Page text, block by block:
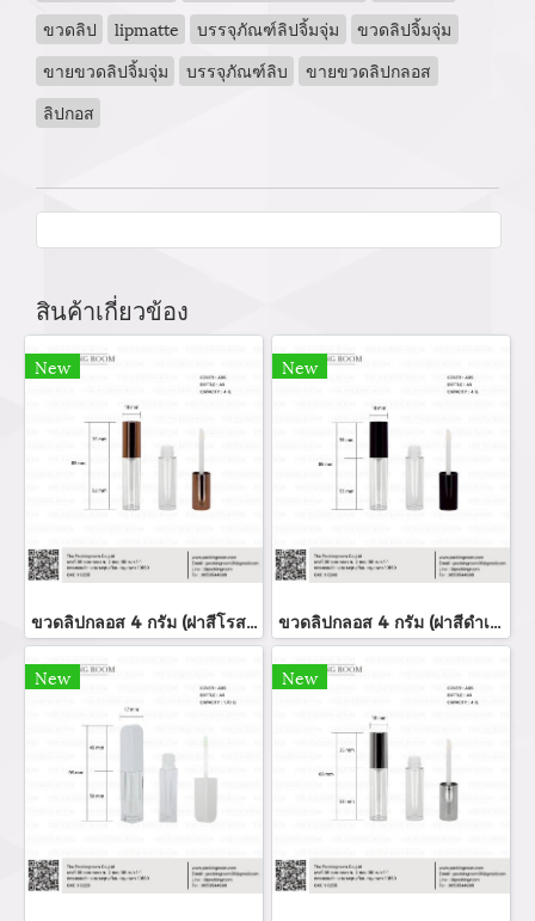
ขวดลิป
lipmatte บรรจุภัณฑ์ลิปจิ้มจุ่ม
ขวดลิปจิ้มจุ่ม
ขายขวดลิปจิ้มจุ่ม
บรรจุภัณฑ์ลิบ
ขายขวดลิปกลอส
ลิปกอส
สินค้าเกี่ยวข้อง
New
ขวดลิปกลอส 4 กรัม (ฝาสีโรสโกล์ด)
New
ขวดลิปกลอส 4 กรัม (ฝาสีดำเงา)
New New